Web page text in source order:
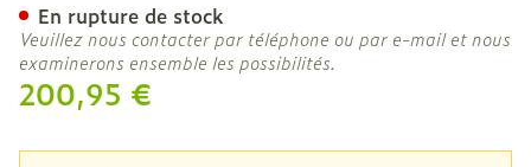
200,95 €
En rupture de stock
Veuillez nous contacter par téléphone ou par e-mail et nous
examinerons ensemble les possibilités.